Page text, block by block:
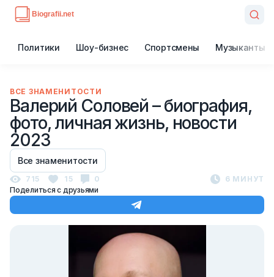
Политики Шоу-бизнес Спортсмены Музыканты
ВСЕ ЗНАМЕНИТОСТИ
Валерий Соловей – биография,
фото, личная жизнь, новости
2023
Все знаменитости
715 15 0
6 МИНУТ
Поделиться с друзьями